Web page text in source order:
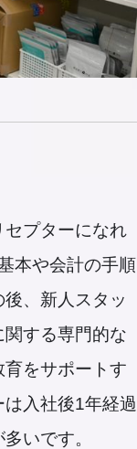
プターになれ
本や会計の手順
、新人スタッ
する専門的な
をサポートす
入社後1年経過
いです。